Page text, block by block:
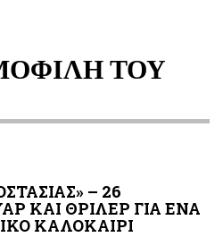
ΤΟΥ
– 26
ΚΑΙ ΘΡΙΛΕΡ ΓΙΑ ΕΝΑ
ΚΑΛΟΚΑΙΡΙ